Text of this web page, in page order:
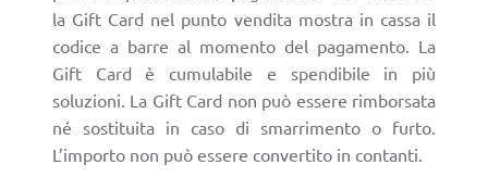
la Gift Card nel punto vendita mostra in cassa il
codice a barre al momento del pagamento. La
Gift Card è cumulabile e spendibile in più
soluzioni. La Gift Card non può essere rimborsata
né sostituita in caso di smarrimento o furto.
L’importo non può essere convertito in contanti.